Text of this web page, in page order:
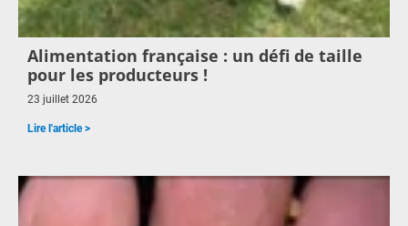
Alimentation française : un défi de taille
pour les producteurs !
23 juillet 2026
Lire l'article >